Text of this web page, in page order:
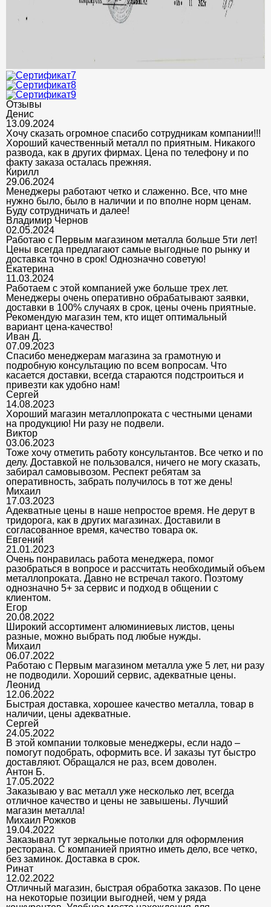
Отзывы
Денис
13.09.2024
Хочу сказать огромное спасибо сотрудникам компании!!!
Хороший качественный металл по приятным. Никакого
развода, как в других фирмах. Цена по телефону и по
факту заказа осталась прежняя.
Кирилл
29.06.2024
Менеджеры работают четко и слаженно. Все, что мне
нужно было, было в наличии и по вполне норм ценам.
Буду сотрудничать и далее!
Владимир Чернов
02.05.2024
Работаю с Первым магазином металла больше 5ти лет!
Цены всегда предлагают самые выгодные по рынку и
доставка точно в срок! Однозначно советую!
Екатерина
11.03.2024
Работаем с этой компанией уже больше трех лет.
Менеджеры очень оперативно обрабатывают заявки,
доставки в 100% случаях в срок, цены очень приятные.
Рекомендую магазин тем, кто ищет оптимальный
вариант цена-качество!
Иван Д.
07.09.2023
Спасибо менеджерам магазина за грамотную и
подробную консультацию по всем вопросам. Что
касается доставки, всегда стараются подстроиться и
привезти как удобно нам!
Сергей
14.08.2023
Хороший магазин металлопроката с честными ценами
на продукцию! Ни разу не подвели.
Виктор
03.06.2023
Тоже хочу отметить работу консультантов. Все четко и по
делу. Доставкой не пользовался, ничего не могу сказать,
забирал самовывозом. Респект ребятам за
оперативность, забрать получилось в тот же день!
Михаил
17.03.2023
Адекватные цены в наше непростое время. Не дерут в
тридорога, как в других магазинах. Доставили в
согласованное время, качество товара ок.
Евгений
21.01.2023
Очень понравилась работа менеджера, помог
разобраться в вопросе и рассчитать необходимый объем
металлопроката. Давно не встречал такого. Поэтому
однозначно 5+ за сервис и подход в общении с
клиентом.
Егор
20.08.2022
Широкий ассортимент алюминиевых листов, цены
разные, можно выбрать под любые нужды.
Михаил
06.07.2022
Работаю с Первым магазином металла уже 5 лет, ни разу
не подводили. Хороший сервис, адекватные цены.
Леонид
12.06.2022
Быстрая доставка, хорошее качество металла, товар в
наличии, цены адекватные.
Сергей
24.05.2022
В этой компании толковые менеджеры, если надо –
помогут подобрать, оформить все. И заказы тут быстро
доставляют. Обращался не раз, всем доволен.
Антон Б.
17.05.2022
Заказываю у вас металл уже несколько лет, всегда
отличное качество и цены не завышены. Лучший
магазин металла!
Михаил Рожков
19.04.2022
Заказывал тут зеркальные потолки для оформления
ресторана. С компанией приятно иметь дело, все четко,
без заминок. Доставка в срок.
Ринат
12.02.2022
Отличный магазин, быстрая обработка заказов. По цене
на некоторые позиции выгодней, чем у ряда